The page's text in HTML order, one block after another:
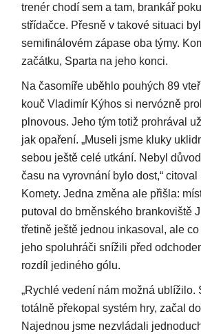
trenér chodí sem a tam, brankář
střídačce. Přesně v takové situaci
semifinálovém zápase oba týmy.
začátku, Sparta na jeho konci.
Na časomíře uběhlo pouhých 89
kouč Vladimír Kýhos si nervózně
plnovous. Jeho tým totiž prohrával
jak opaření. „Museli jsme kluky
sebou ještě celé utkání. Nebyl
času na vyrovnání bylo dost,“ citoval
Komety. Jedna změna ale přišla:
putoval do brněnského brankoviště
třetině ještě jednou inkasoval, ale
jeho spoluhráči snížili před
rozdíl jediného gólu.
„Rychlé vedení nám možná ublížilo.
totálně překopal systém hry, začal
Najednou jsme nezvládali